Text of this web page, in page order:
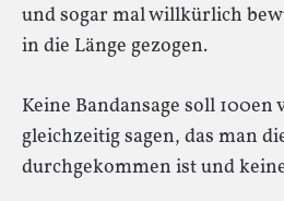
und sogar mal willkürlich
in die Länge gezogen.
Keine Bandansage soll 100en
gleichzeitig sagen, das man
durchgekommen ist und